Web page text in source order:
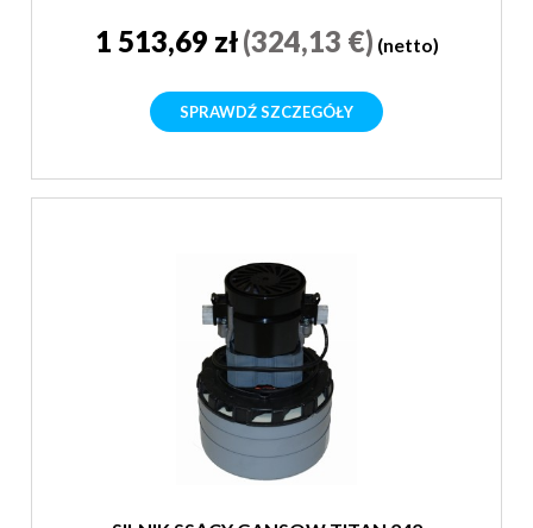
1 513,69 zł(324,13 €) (netto)
SPRAWDŹ SZCZEGÓŁY